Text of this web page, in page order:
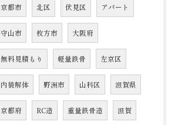
京都市 北区 伏見区 アパート
守山市 枚方市 大阪府
無料見積もり 軽量鉄骨 左京区
内装解体 野洲市 山科区 滋賀県
京都府 RC造 重量鉄骨造 滋賀